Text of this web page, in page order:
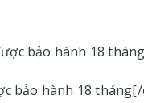
bảo hành 18